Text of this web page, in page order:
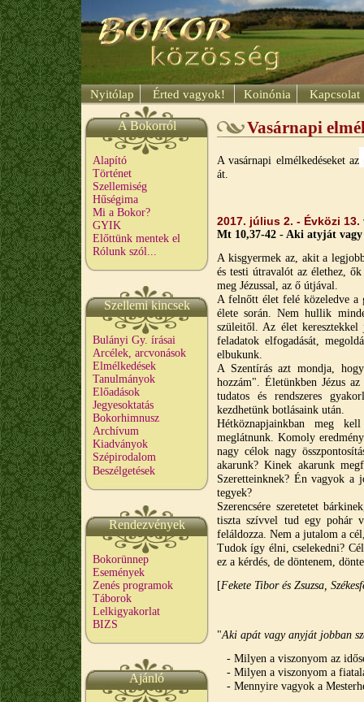
Nyitólap Érted vagyok! Koinónia Kapcsolat
A Bokorról
Alapító
Történet
Szellemiség
Hűségima
Mi a Bokor?
GYIK
Előttünk mentek el
Rólunk szól...
Szellemi kincsek
Bulányi Gy. írásai
Arcélek, arcvonások
Elmélkedések
Tanulmányok
Előadások
Jegyesoktatás
Bokorhimnusz
Archívum
Kiadványok
Szépirodalom
Beszélgetések
Rendezvények
Bokorünnep
Események
Zenés programok
Táborok
Lelkigyakorlat
BIZS
Ajánló
Vasárnapi
A vasárnapi elmélkedéseket az
át.
2017. július 2. - Évközi 13.
Mt 10,37-42 - Aki atyját
A kisgyermek az, akit a
és testi útravalót az élethez,
meg Jézussal, az ő útjával.
A felnőtt élet felé közeledve a
élete során. Nem hullik
szüleitől. Az élet
feladatok elfogadását,
elbukunk.
A Szentírás azt mondja,
hozzám". Életünkben Jézus
tudatos és rendszeres
kezdhetünk botlásaink után.
Hétköznapjainkban meg
meglátnunk. Komoly
nagy célok nagy
akarunk? Kinek akarunk
Szeretteinknek? Én vagyok a
tegyek?
Szerencsére szeretetet
tiszta szívvel tud egy pohár
feláldozza. Nem a jutalom a
Tudok így élni, cselekedni?
ez a kérdés, de döntenem,
[Fekete Tibor és Zsuzsa,
"Aki apát vagy anyját jobban
- Milyen a viszonyom az
- Milyen a viszonyom a
- Mennyire vagyok a